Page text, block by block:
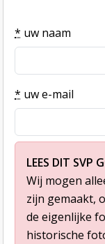
* uw naam
* uw e-mail
LEES DIT SVP
Wij mogen
zijn gemaakt,
de eigenlijke
historische